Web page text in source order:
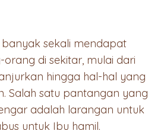
sekali mendapat
di sekitar, mulai dari
hingga hal-hal yang
Salah satu pantangan yang
adalah larangan untuk
untuk Ibu hamil.